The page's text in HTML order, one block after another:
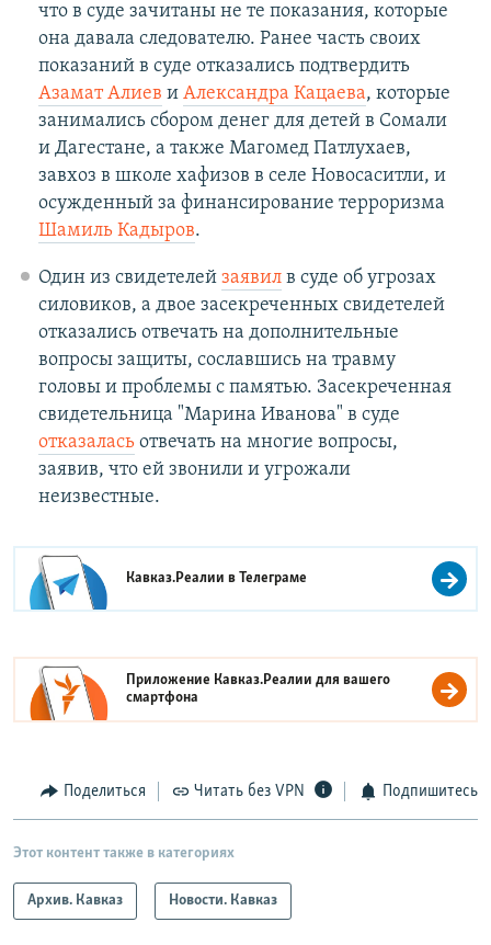
что в суде зачитаны не те показания, которые
она давала следователю. Ранее часть своих
показаний в суде отказались подтвердить
Азамат Алиев и Александра Кацаева, которые
занимались сбором денег для детей в Сомали
и Дагестане, а также Магомед Патлухаев,
завхоз в школе хафизов в селе Новосаситли, и
осужденный за финансирование терроризма
Шамиль Кадыров.
Один из свидетелей заявилв суде об угрозах
силовиков, а двое засекреченных свидетелей
отказались отвечать на дополнительные
вопросы защиты, сославшись на травму
головы и проблемы с памятью. Засекреченная
свидетельница "Марина Иванова" в суде
отказаласьотвечать на многие вопросы,
заявив, что ей звонили и угрожали
неизвестные.
Кавказ.Реалии вТелеграме
Приложение Кавказ.Реалии для вашего
смартфона
Поделиться Читать без VPN Подпишитесь
Этот контент также в категориях
Архив. Кавказ Новости. Кавказ